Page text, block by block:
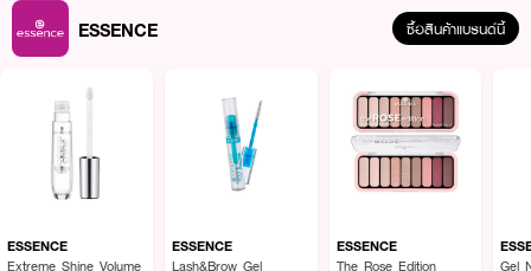
ESSENCE ซื้อสินค้าแบรนด์นี้
ESSENCE
Extreme Shine Volume
ESSENCE
Lash&Brow Gel
ESSENCE
The Rose Edition
Gel